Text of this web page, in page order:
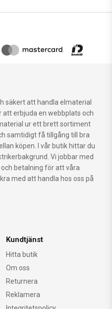
säkert att handla elmaterial
att erbjuda en webbplats och
ur ett brett sortiment
samtidigt få tillgång till bra
köpen. I vår butik hittar du
Vi jobbar med
betalning för att våra
med att handla hos oss på
Kundtjänst
Hitta butik
Om oss
Returnera
Reklamera